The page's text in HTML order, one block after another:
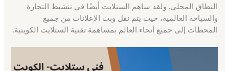
النطاق المحلي. ولقد ساهم الستلايت أيضًا في تنشيط التجارة
والسياحة العالمية، حيث يتم نقل وبث الإعلانات من جميع
المحطات إلى جميع أنحاء العالم بمساهمة تقنية الستلايت الكويتية.